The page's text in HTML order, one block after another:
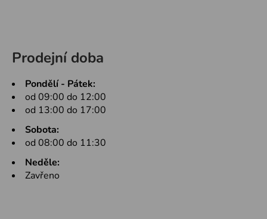
Prodejní doba
Pondělí - Pátek:
od 09:00 do 12:00
od 13:00 do 17:00
Sobota:
od 08:00 do 11:30
Neděle:
Zavřeno